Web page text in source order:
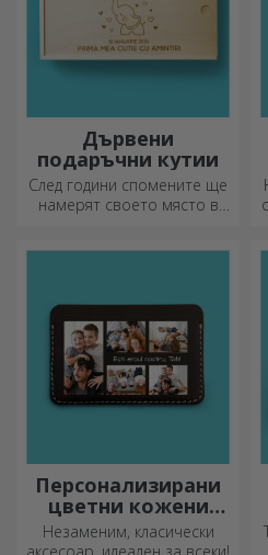
Дървени
подаръчни кутии
След години спомените ще
намерят своето място в
Персонализирани
цветни кожени
портфейли
Незаменим, класически